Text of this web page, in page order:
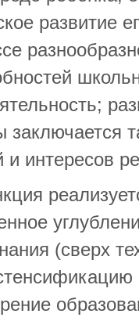
развитие
заключается
и интересов
(сверх